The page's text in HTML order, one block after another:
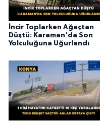
İncir Toplarken Ağaçtan
Düştü: Karaman'da Son
Yolculuğuna Uğurlandı